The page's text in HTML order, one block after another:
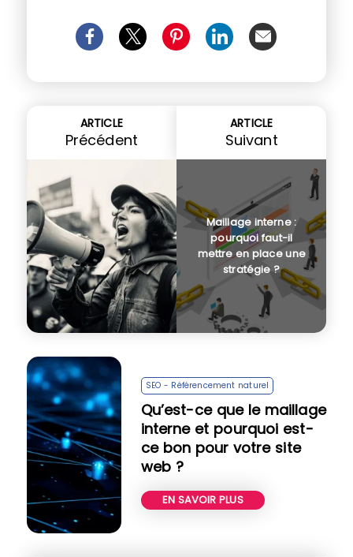
ARTICLE
Précédent
ARTICLE
Suivant
Maillage interne :
pourquoi faut-il
mettre en place une
stratégie ?
SEO - Référencement naturel
Qu’est-ce que le maillage
interne et pourquoi est-
ce bon pour votre site
web ?
EN SAVOIR PLUS